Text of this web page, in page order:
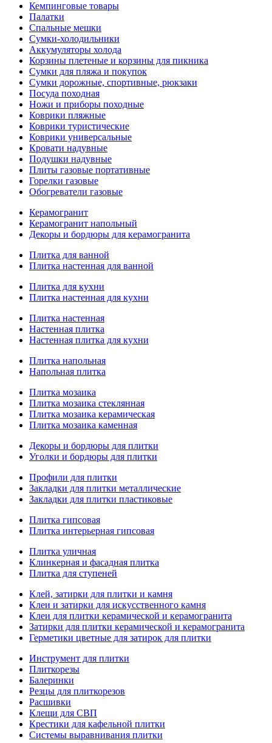
Кемпинговые товары
Палатки
Спальные мешки
Сумки-холодильники
Аккумуляторы холода
Корзины плетеные и корзины для пикника
Сумки для пляжа и покупок
Сумки дорожные, спортивные, рюкзаки
Посуда походная
Ножи и приборы походные
Коврики пляжные
Коврики туристические
Коврики универсальные
Кровати надувные
Подушки надувные
Плиты газовые портативные
Горелки газовые
Обогреватели газовые
Керамогранит
Керамогранит напольный
Декоры и бордюры для керамогранита
Плитка для ванной
Плитка настенная для ванной
Плитка для кухни
Плитка настенная для кухни
Плитка настенная
Настенная плитка
Настенная плитка для кухни
Плитка напольная
Напольная плитка
Плитка мозаика
Плитка мозаика стеклянная
Плитка мозаика керамическая
Плитка мозаика каменная
Декоры и бордюры для плитки
Уголки и бордюры для плитки
Профили для плитки
Закладки для плитки металлические
Закладки для плитки пластиковые
Плитка гипсовая
Плитка интерьерная гипсовая
Плитка уличная
Клинкерная и фасадная плитка
Плитка для ступеней
Клей, затирки для плитки и камня
Клеи и затирки для искусственного камня
Клеи для плитки керамической и керамогранита
Затирки для плитки керамической и керамогранита
Герметики цветные для затирок для плитки
Инструмент для плитки
Плиткорезы
Балеринки
Резцы для плиткорезов
Расшивки
Клещи для СВП
Крестики для кафельной плитки
Системы выравнивания плитки